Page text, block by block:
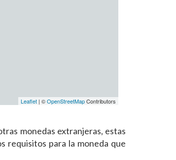
Leaflet | ©OpenStreetMapContributors
monedas extranjeras, estas
requisitos para la moneda que